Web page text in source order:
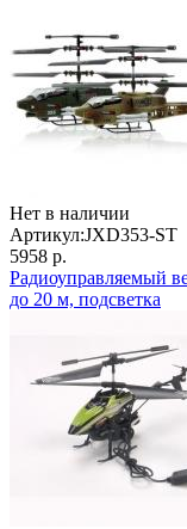
Нет в наличии
Артикул:JXD353-ST
5958 р.
Радиоуправляемый
до 20 м, подсветка